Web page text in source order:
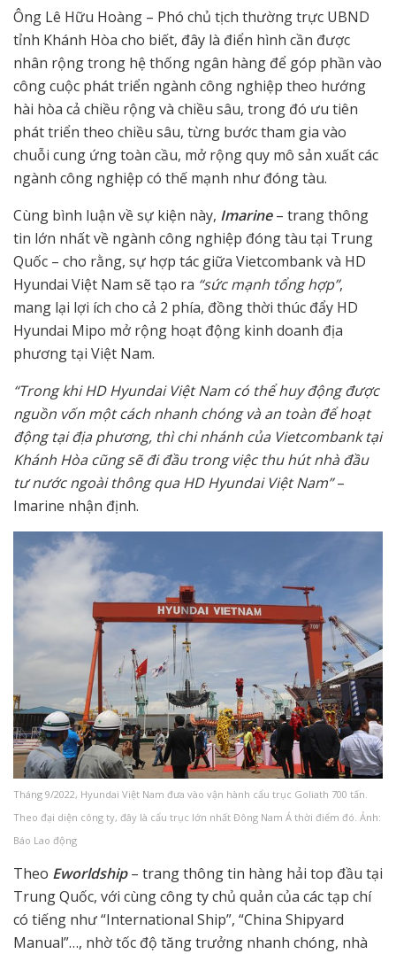
Ông Lê Hữu Hoàng – Phó chủ tịch thường trực UBND
tỉnh Khánh Hòa cho biết, đây là điển hình cần được
nhân rộng trong hệ thống ngân hàng để góp phần vào
công cuộc phát triển ngành công nghiệp theo hướng
hài hòa cả chiều rộng và chiều sâu, trong đó ưu tiên
phát triển theo chiều sâu, từng bước tham gia vào
chuỗi cung ứng toàn cầu, mở rộng quy mô sản xuất các
ngành công nghiệp có thế mạnh như đóng tàu.
Cùng bình luận về sự kiện này, Imarine – trang thông
tin lớn nhất về ngành công nghiệp đóng tàu tại Trung
Quốc – cho rằng, sự hợp tác giữa Vietcombank và HD
Hyundai Việt Nam sẽ tạo ra “sức mạnh tổng hợp”,
mang lại lợi ích cho cả 2 phía, đồng thời thúc đẩy HD
Hyundai Mipo mở rộng hoạt động kinh doanh địa
phương tại Việt Nam.
“Trong khi HD Hyundai Việt Nam có thể huy động được
nguồn vốn một cách nhanh chóng và an toàn để hoạt
động tại địa phương, thì chi nhánh của Vietcombank tại
Khánh Hòa cũng sẽ đi đầu trong việc thu hút nhà đầu
tư nước ngoài thông qua HD Hyundai Việt Nam”–
Imarine nhận định.
Tháng 9/2022, Hyundai Việt Nam đưa vào vận hành cẩu trục Goliath 700 tấn.
Theo đại diện công ty, đây là cẩu trục lớn nhất Đông Nam Á thời điểm đó. Ảnh:
Báo Lao động
Theo Eworldship– trang thông tin hàng hải top đầu tại
Trung Quốc, với cùng công ty chủ quản của các tạp chí
có tiếng như “International Ship”, “China Shipyard
Manual”…, nhờ tốc độ tăng trưởng nhanh chóng, nhà